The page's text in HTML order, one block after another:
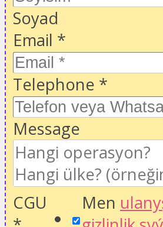
Soyad
Email *
Telephone *
Message
CGU
Men